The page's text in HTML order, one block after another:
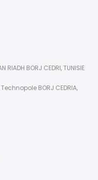
RIADH BORJ CEDRI, TUNISIE
BORJ CEDRIA,